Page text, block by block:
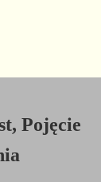
Pojęcie